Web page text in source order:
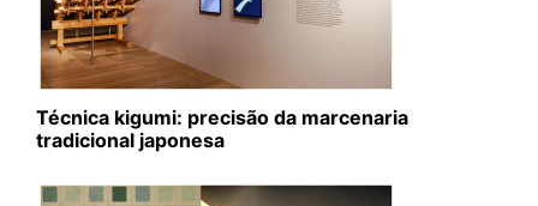
Técnica kigumi: precisão da marcenaria
tradicional japonesa